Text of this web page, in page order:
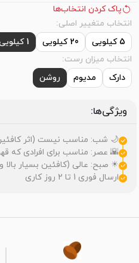
پاک کردن انتخاب‌ها
انتخاب متغییر اصلی:
5 کیلویی
20 کیلویی
1 کیلویی
انتخاب میزان رست:
دارک
مدیوم روشن
ویژگی‌ها:
🌙 شب: مناسب نیست (اثر
🌇 عصر: مناسب برای افرادی که
☀ صبح: عالی (کافئین بسیار بالا
ارسال فوری 1 تا 2 روز کاری